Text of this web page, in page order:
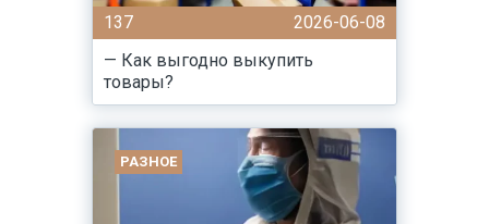
137
2026-06-08
— Как выгодно выкупить
товары?
РАЗНОЕ